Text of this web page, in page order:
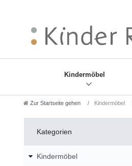
Kindermöbel
Zur Startseite gehen Kindermöbel
Kategorien
Kindermöbel